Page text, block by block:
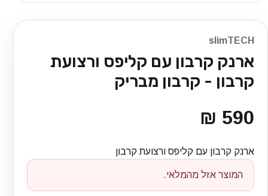
slimTECH
ארנק קרבון עם קליפס ורצועת
קרבון - קרבון מבריק
590 ₪
ארנק קרבון עם קליפס ורצועת קרבון
המוצר אזל מהמלאי.